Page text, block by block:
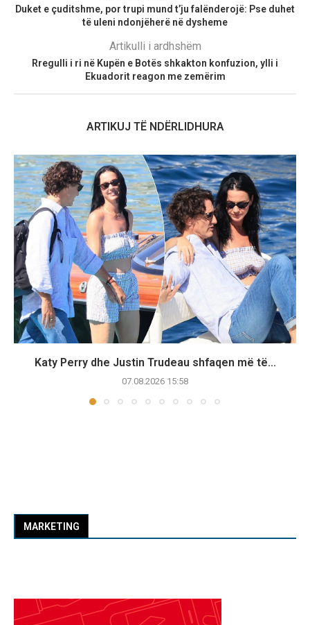
Duket e çuditshme, por trupi mund t’ju falënderojë: Pse duhet
të uleni ndonjëherë në dysheme
Artikulli i ardhshëm
Rregulli i ri në Kupën e Botës shkakton konfuzion, ylli i
Ekuadorit reagon me zemërim
ARTIKUJ TË NDËRLIDHURA
Katy Perry dhe Justin Trudeau shfaqen më të...
07.08.2026 15:58
MARKETING